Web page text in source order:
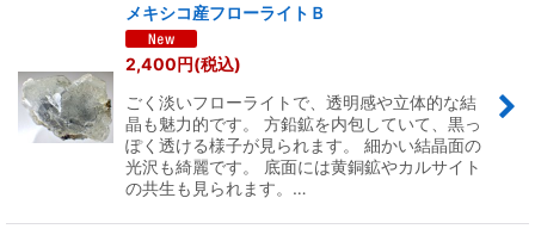
メキシコ産フローライトＢ
2,400 円(税込)
ごく淡いフローライトで、透明感や立体的な結
晶も魅力的です。 方鉛鉱を内包していて、黒っ
ぽく透ける様子が見られます。 細かい結晶面の
光沢も綺麗です。 底面には黄銅鉱やカルサイト
の共生も見られます。…